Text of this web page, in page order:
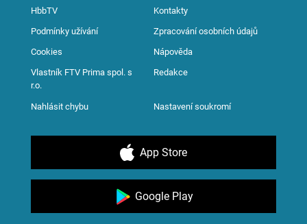
HbbTV Kontakty
Podmínky užívání Zpracování osobních údajů
Cookies Nápověda
Vlastník FTV Prima spol. s
r.o.
Redakce
Nahlásit chybu Nastavení soukromí
App Store
Google Play